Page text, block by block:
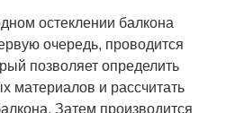
остеклении балкона
очередь, проводится
позволяет определить
материалов и рассчитать
Затем производится